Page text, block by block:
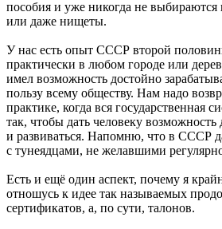
пособия и уже никогда не выбираются
или даже нищеты.
У нас есть опыт СССР второй
практически в любом городе или
имел возможность достойно
пользу всему обществу. Нам надо
практике, когда вся государственная
так, чтобы дать человеку возможность
и развиваться. Напомню, что в СССР
с тунеядцами, не желавшими
Есть и ещё один аспект, почему я
отношусь к идее так называемых
сертификатов, а, по сути, талонов.